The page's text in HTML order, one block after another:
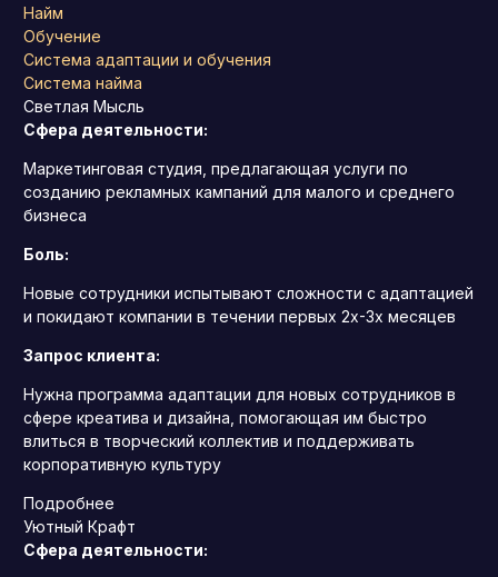
Найм
Обучение
Система адаптации и обучения
Система найма
Светлая Мысль
Сфера деятельности:
Маркетинговая студия, предлагающая услуги по
созданию рекламных кампаний для малого и среднего
бизнеса
Боль:
Новые сотрудники испытывают сложности с адаптацией
и покидают компании в течении первых 2х-3х месяцев
Запрос клиента:
Нужна программа адаптации для новых сотрудников в
сфере креатива и дизайна, помогающая им быстро
влиться в творческий коллектив и поддерживать
корпоративную культуру
Подробнее
Уютный Крафт
Сфера деятельности: